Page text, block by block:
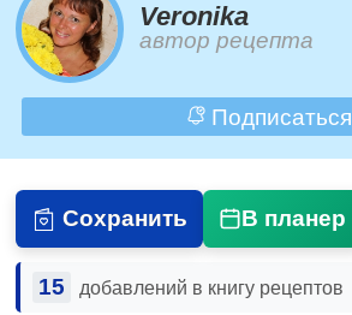
Veronika
автор рецепта
Подписаться
Сохранить В планер
15 добавлений в книгу рецептов